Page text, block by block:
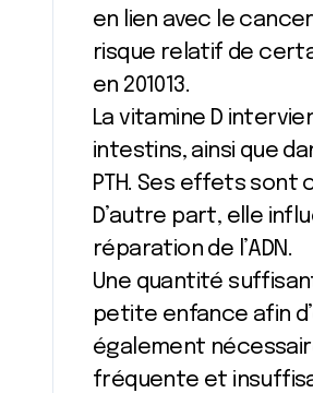
en lien avec le
risque relatif de
en 201013.
La vitamine D
intestins, ainsi que
PTH. Ses effets
D’autre part, elle
réparation de l’ADN.
Une quantité
petite enfance afin
également
fréquente et